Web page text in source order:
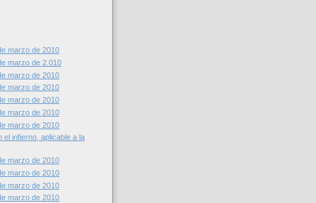
marzo de 2010
marzo de 2.010
marzo de 2010
marzo de 2010
marzo de 2010
marzo de 2010
marzo de 2010
el infierno, aplicable a la
marzo de 2010
marzo de 2010
marzo de 2010
marzo de 2010